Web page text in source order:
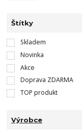
Štítky
Skladem
Novinka
Akce
Doprava ZDARMA
TOP produkt
Výrobce